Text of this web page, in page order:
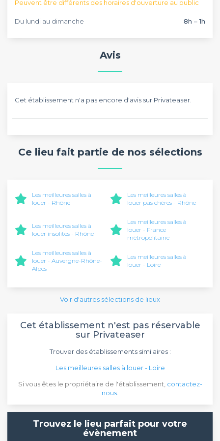
Peuvent être différents des horaires d'ouverture au public
Du lundi au dimanche 8h – 1h
Avis
Cet établissement n'a pas encore d'avis sur Privateaser.
Ce lieu fait partie de nos sélections
Les meilleures salles à
louer - Rhône
Les meilleures salles à
louer pas chères - Rhône
Les meilleures salles à
louer insolites - Rhône
Les meilleures salles à
louer - France
métropolitaine
Les meilleures salles à
louer - Auvergne-Rhône-
Alpes
Les meilleures salles à
louer - Loire
Voir d'autres sélections de lieux
Cet établissement n'est pas réservable
sur Privateaser
Trouver des établissements similaires :
Les meilleures salles à louer - Loire
Si vous êtes le propriétaire de l'établissement, contactez-
nous
Trouvez le lieu parfait pour votre
évènement